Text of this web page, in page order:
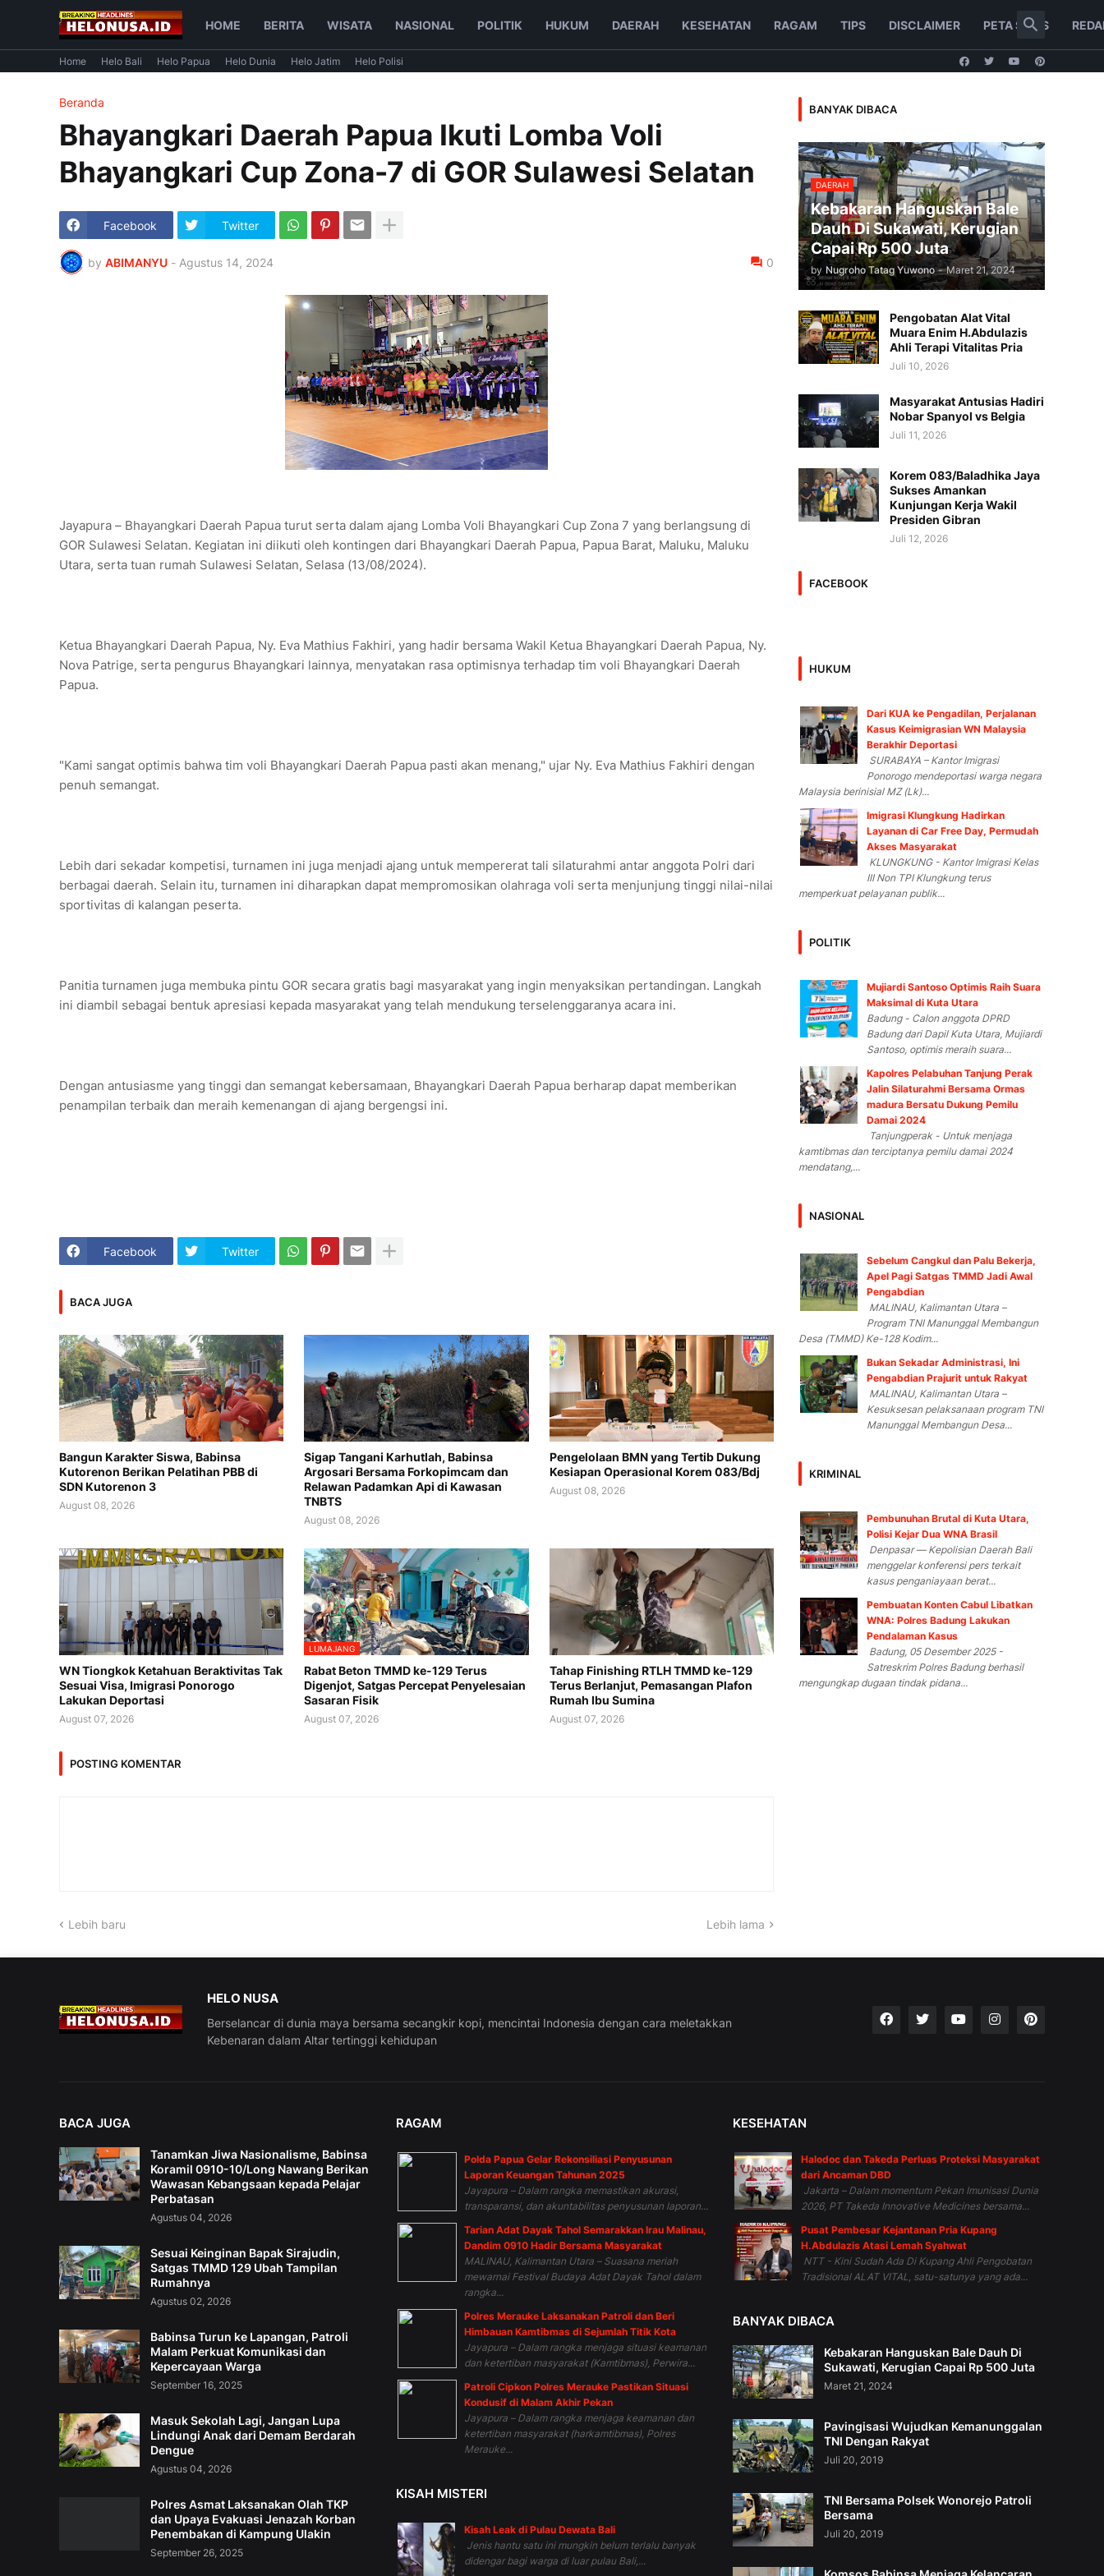
HOME BERITA WISATA NASIONAL POLITIK HUKUM DAERAH KESEHATAN RAGAM TIPS DISCLAIMER PETA SITUS
Home Helo Bali Helo Papua Helo Dunia Helo Jatim Helo Polisi
Beranda
Bhayangkari Daerah Papua Ikuti Lomba Voli
Bhayangkari Cup Zona-7 di GOR Sulawesi Selatan
Facebook Twitter
by ABIMANYU - Agustus 14, 2024 0
Jayapura – Bhayangkari Daerah Papua turut serta dalam ajang Lomba Voli Bhayangkari Cup Zona 7 yang berlangsung di
GOR Sulawesi Selatan. Kegiatan ini diikuti oleh kontingen dari Bhayangkari Daerah Papua, Papua Barat, Maluku, Maluku
Utara, serta tuan rumah Sulawesi Selatan, Selasa (13/08/2024).
Ketua Bhayangkari Daerah Papua, Ny. Eva Mathius Fakhiri, yang hadir bersama Wakil Ketua Bhayangkari Daerah Papua, Ny.
Nova Patrige, serta pengurus Bhayangkari lainnya, menyatakan rasa optimisnya terhadap tim voli Bhayangkari Daerah
Papua.
"Kami sangat optimis bahwa tim voli Bhayangkari Daerah Papua pasti akan menang," ujar Ny. Eva Mathius Fakhiri dengan
penuh semangat.
Lebih dari sekadar kompetisi, turnamen ini juga menjadi ajang untuk mempererat tali silaturahmi antar anggota Polri dari
berbagai daerah. Selain itu, turnamen ini diharapkan dapat mempromosikan olahraga voli serta menjunjung tinggi nilai-nilai
sportivitas di kalangan peserta.
Panitia turnamen juga membuka pintu GOR secara gratis bagi masyarakat yang ingin menyaksikan pertandingan. Langkah
ini diambil sebagai bentuk apresiasi kepada masyarakat yang telah mendukung terselenggaranya acara ini.
Dengan antusiasme yang tinggi dan semangat kebersamaan, Bhayangkari Daerah Papua berharap dapat memberikan
penampilan terbaik dan meraih kemenangan di ajang bergengsi ini.
Facebook Twitter
BACA JUGA
Bangun Karakter Siswa, Babinsa
Kutorenon Berikan Pelatihan PBB di
SDN Kutorenon 3
August 08, 2026
Sigap Tangani Karhutlah, Babinsa
Argosari Bersama Forkopimcam dan
Relawan Padamkan Api di Kawasan
TNBTS
August 08, 2026
Pengelolaan BMN yang Tertib Dukung
Kesiapan Operasional Korem 083/Bdj
August 08, 2026
WN Tiongkok Ketahuan Beraktivitas Tak
Sesuai Visa, Imigrasi Ponorogo
Lakukan Deportasi
August 07, 2026
LUMAJANG
Rabat Beton TMMD ke-129 Terus
Digenjot, Satgas Percepat Penyelesaian
Sasaran Fisik
August 07, 2026
Tahap Finishing RTLH TMMD ke-129
Terus Berlanjut, Pemasangan Plafon
Rumah Ibu Sumina
August 07, 2026
POSTING KOMENTAR
Lebih baru Lebih lama
BANYAK DIBACA
DAERAH
Kebakaran Hanguskan Bale
Dauh Di Sukawati, Kerugian
Capai Rp 500 Juta
by Nugroho Tatag Yuwono - Maret 21, 2024
Pengobatan Alat Vital
Muara Enim H.Abdulazis
Ahli Terapi Vitalitas Pria
Juli 10, 2026
Masyarakat Antusias Hadiri
Nobar Spanyol vs Belgia
Juli 11, 2026
Korem 083/Baladhika Jaya
Sukses Amankan
Kunjungan Kerja Wakil
Presiden Gibran
Juli 12, 2026
FACEBOOK
HUKUM
Dari KUA ke Pengadilan, Perjalanan
Kasus Keimigrasian WN Malaysia
Berakhir Deportasi
SURABAYA – Kantor Imigrasi
Ponorogo mendeportasi warga negara
Malaysia berinisial MZ (Lk)...
Imigrasi Klungkung Hadirkan
Layanan di Car Free Day, Permudah
Akses Masyarakat
KLUNGKUNG - Kantor Imigrasi Kelas
III Non TPI Klungkung terus
memperkuat pelayanan publik...
POLITIK
Mujiardi Santoso Optimis Raih Suara
Maksimal di Kuta Utara
Badung - Calon anggota DPRD
Badung dari Dapil Kuta Utara, Mujiardi
Santoso, optimis meraih suara...
Kapolres Pelabuhan Tanjung Perak
Jalin Silaturahmi Bersama Ormas
madura Bersatu Dukung Pemilu
Damai 2024
Tanjungperak - Untuk menjaga
kamtibmas dan terciptanya pemilu damai 2024
mendatang,...
NASIONAL
Sebelum Cangkul dan Palu Bekerja,
Apel Pagi Satgas TMMD Jadi Awal
Pengabdian
MALINAU, Kalimantan Utara –
Program TNI Manunggal Membangun
Desa (TMMD) Ke-128 Kodim...
Bukan Sekadar Administrasi, Ini
Pengabdian Prajurit untuk Rakyat
MALINAU, Kalimantan Utara –
Kesuksesan pelaksanaan program TNI
Manunggal Membangun Desa...
KRIMINAL
Pembunuhan Brutal di Kuta Utara,
Polisi Kejar Dua WNA Brasil
Denpasar — Kepolisian Daerah Bali
menggelar konferensi pers terkait
kasus penganiayaan berat...
Pembuatan Konten Cabul Libatkan
WNA: Polres Badung Lakukan
Pendalaman Kasus
Badung, 05 Desember 2025 -
Satreskrim Polres Badung berhasil
mengungkap dugaan tindak pidana...
HELO NUSA
Berselancar di dunia maya bersama secangkir kopi, mencintai Indonesia dengan cara meletakkan
Kebenaran dalam Altar tertinggi kehidupan
BACA JUGA
Tanamkan Jiwa Nasionalisme, Babinsa
Koramil 0910-10/Long Nawang Berikan
Wawasan Kebangsaan kepada Pelajar
Perbatasan
Agustus 04, 2026
Sesuai Keinginan Bapak Sirajudin,
Satgas TMMD 129 Ubah Tampilan
Rumahnya
Agustus 02, 2026
Babinsa Turun ke Lapangan, Patroli
Malam Perkuat Komunikasi dan
Kepercayaan Warga
September 16, 2025
Masuk Sekolah Lagi, Jangan Lupa
Lindungi Anak dari Demam Berdarah
Dengue
Agustus 04, 2026
Polres Asmat Laksanakan Olah TKP
dan Upaya Evakuasi Jenazah Korban
Penembakan di Kampung Ulakin
September 26, 2025
RAGAM
Polda Papua Gelar Rekonsiliasi Penyusunan
Laporan Keuangan Tahunan 2025
Jayapura – Dalam rangka memastikan akurasi,
transparansi, dan akuntabilitas penyusunan laporan...
Tarian Adat Dayak Tahol Semarakkan Irau Malinau,
Dandim 0910 Hadir Bersama Masyarakat
MALINAU, Kalimantan Utara – Suasana meriah
mewarnai Festival Budaya Adat Dayak Tahol dalam
rangka...
Polres Merauke Laksanakan Patroli dan Beri
Himbauan Kamtibmas di Sejumlah Titik Kota
Jayapura – Dalam rangka menjaga situasi keamanan
dan ketertiban masyarakat (Kamtibmas), Perwira...
Patroli Cipkon Polres Merauke Pastikan Situasi
Kondusif di Malam Akhir Pekan
Jayapura – Dalam rangka menjaga keamanan dan
ketertiban masyarakat (harkamtibmas), Polres
Merauke...
KISAH MISTERI
Kisah Leak di Pulau Dewata Bali
Jenis hantu satu ini mungkin belum terlalu banyak
didengar bagi warga di luar pulau Bali,...
KESEHATAN
Halodoc dan Takeda Perluas Proteksi Masyarakat
dari Ancaman DBD
Jakarta – Dalam momentum Pekan Imunisasi Dunia
2026, PT Takeda Innovative Medicines bersama...
Pusat Pembesar Kejantanan Pria Kupang
H.Abdulazis Atasi Lemah Syahwat
NTT - Kini Sudah Ada Di Kupang Ahli Pengobatan
Tradisional ALAT VITAL, satu-satunya yang ada...
BANYAK DIBACA
Kebakaran Hanguskan Bale Dauh Di
Sukawati, Kerugian Capai Rp 500 Juta
Maret 21, 2024
Pavingisasi Wujudkan Kemanunggalan
TNI Dengan Rakyat
Juli 20, 2019
TNI Bersama Polsek Wonorejo Patroli
Bersama
Juli 20, 2019